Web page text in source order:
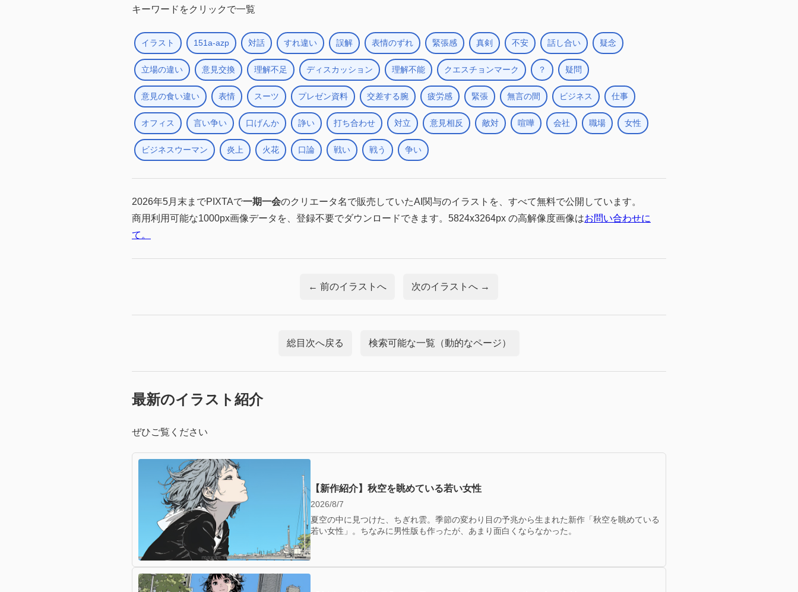
キーワードをクリックで一覧
イラスト 151a-azp 対話 すれ違い 誤解 表情のずれ 緊張感 真剣 不安 話し合い 疑念
立場の違い 意見交換 理解不足 ディスカッション 理解不能 クエスチョンマーク ？ 疑問
意見の食い違い 表情 スーツ プレゼン資料 交差する腕 疲労感 緊張 無言の間 ビジネス 仕事
オフィス 言い争い 口げんか 諍い 打ち合わせ 対立 意見相反 敵対 喧嘩 会社 職場 女性
ビジネスウーマン 炎上 火花 口論 戦い 戦う 争い
2026年5月末までPIXTAで一期一会のクリエータ名で販売していたAI関与のイラストを、すべて無料で公開しています。
商用利用可能な1000px画像データを、登録不要でダウンロードできます。5824x3264px の高解像度画像はお問い合わせに
て。
← 前のイラストへ 次のイラストへ →
総目次へ戻る 検索可能な一覧（動的なページ）
最新のイラスト紹介
ぜひご覧ください
【新作紹介】秋空を眺めている若い女性
2026/8/7
夏空の中に見つけた、ちぎれ雲。季節の変わり目の予兆から生まれた新作「秋空を眺めている
若い女性」。ちなみに男性版も作ったが、あまり面白くならなかった。